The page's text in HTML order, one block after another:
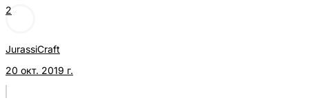
2
JurassiCraft
20 окт. 2019 г.